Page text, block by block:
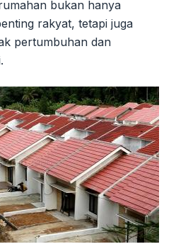
bukan hanya
rakyat, tetapi juga
pertumbuhan dan